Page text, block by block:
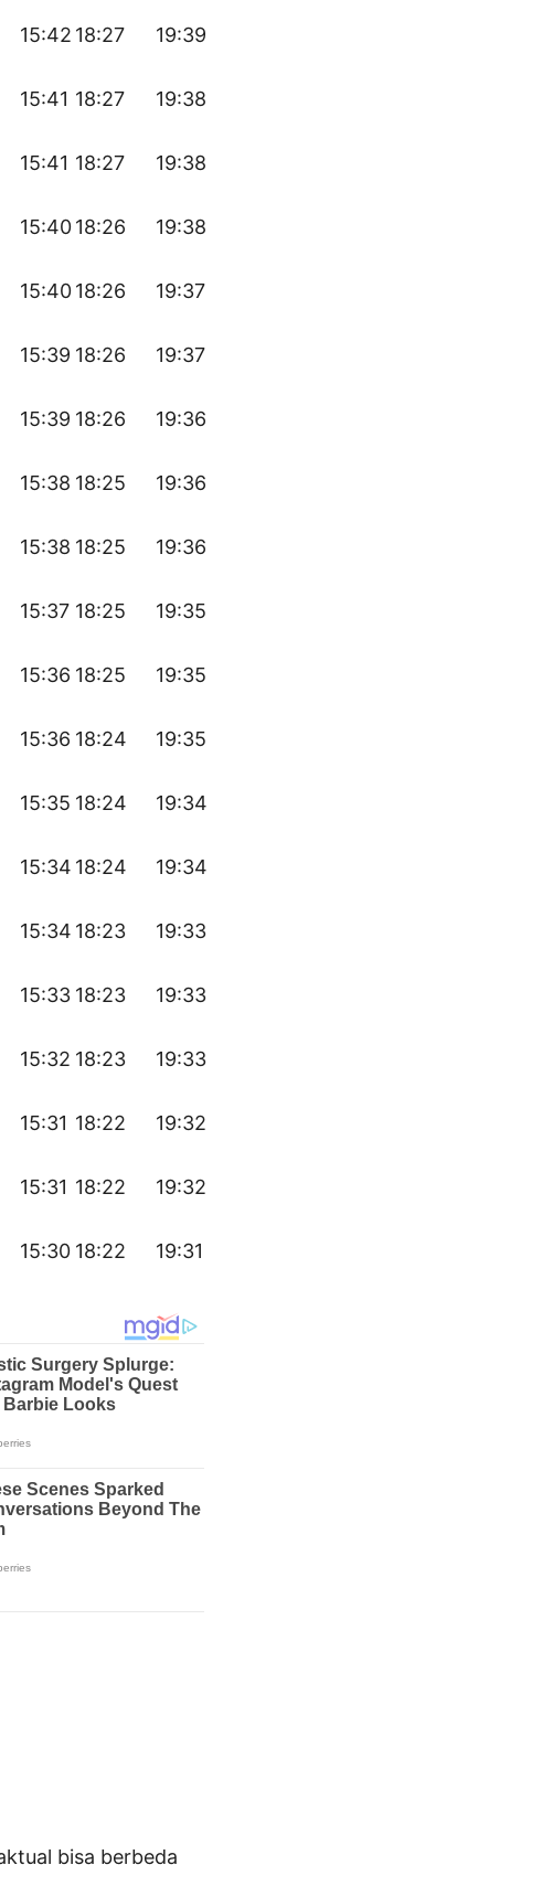
15:42 18:27 19:39
15:41 18:27 19:38
15:41 18:27 19:38
15:4018:26 19:38
15:4018:26 19:37
15:39 18:26 19:37
15:39 18:26 19:36
15:38 18:25 19:36
15:38 18:25 19:36
15:37 18:25 19:35
15:36 18:25 19:35
15:36 18:24 19:35
15:35 18:24 19:34
15:34 18:24 19:34
15:34 18:23 19:33
15:33 18:23 19:33
15:32 18:23 19:33
15:31 18:22 19:32
15:31 18:22 19:32
15:30 18:22 19:31
bisa berbeda